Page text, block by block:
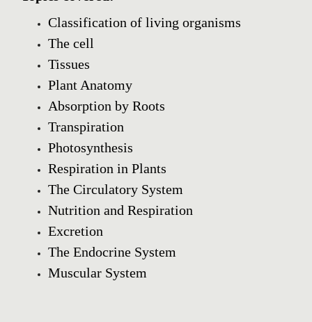
Classification of living organisms
The cell
Tissues
Plant Anatomy
Absorption by Roots
Transpiration
Photosynthesis
Respiration in Plants
The Circulatory System
Nutrition and Respiration
Excretion
The Endocrine System
Muscular System